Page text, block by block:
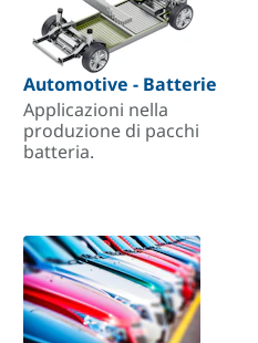
Automotive - Batterie
Applicazioni nella
produzione di pacchi
batteria.